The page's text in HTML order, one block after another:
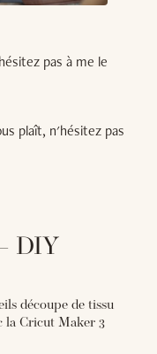
pas à me le
plaît, n'hésitez pas
DIY
découpe de tissu
la Cricut Maker 3